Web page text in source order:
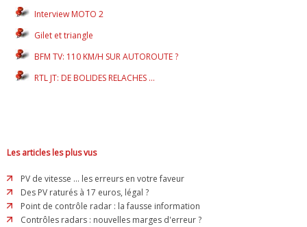
Interview MOTO 2
Gilet et triangle
BFM TV: 110 KM/H SUR AUTOROUTE ?
RTL JT: DE BOLIDES RELACHES ...
Les articles les plus vus
PV de vitesse ... les erreurs en votre faveur
Des PV raturés à 17 euros, légal ?
Point de contrôle radar : la fausse information
Contrôles radars : nouvelles marges d'erreur ?